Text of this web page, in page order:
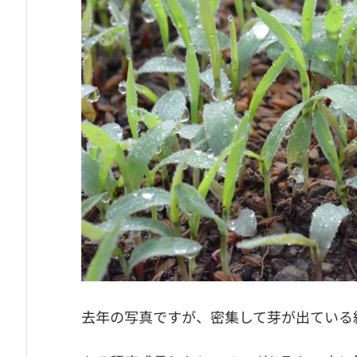
去年の写真ですが、密集して芽が出てい